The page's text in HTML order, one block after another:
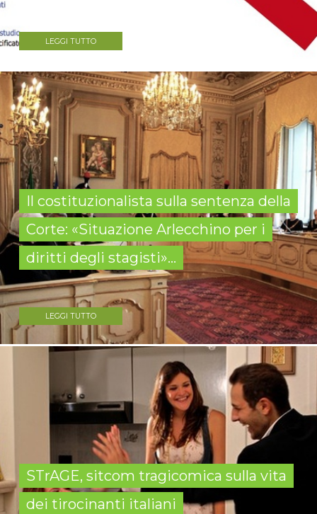
LEGGI TUTTO
Il costituzionalista sulla sentenza della
Corte: «Situazione Arlecchino per i
diritti degli stagisti»...
LEGGI TUTTO
STrAGE, sitcom tragicomica sulla vita
dei tirocinanti italiani